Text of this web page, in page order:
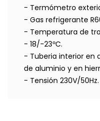
- Termómetro
- Gas refrigerante
- Temperatura de
- 18/-23ºC.
- Tuberia interior en
de aluminio y en
- Tensión 230V/50Hz.